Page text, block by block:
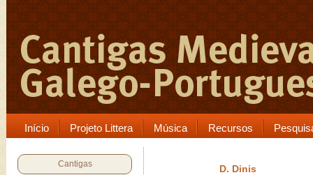
Início Projeto Littera Música Recursos
Cantigas D. Dinis